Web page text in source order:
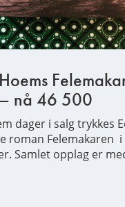
nå 46 500
dager i salg trykkes
roman Felemakaren
Samlet opplag er